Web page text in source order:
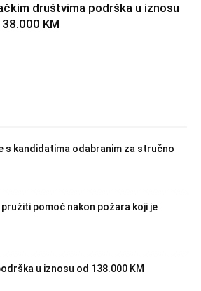
društvima podrška u iznosu
KM
s kandidatima odabranim za stručno
pomoć nakon požara koji je
u iznosu od 138.000 KM